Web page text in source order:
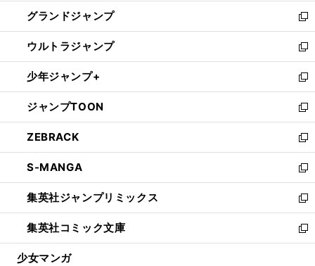
で
開
く
ド
ウ
で
開
く
ウ
ィ
ン
ド
ウ
で
開
く
し
い
ウ
ィ
ン
ド
ウ
で
開
く
グランドジャンプ
新
し
い
ウ
ィ
ン
ド
ウ
で
開
く
ウルトラジャンプ
新
し
い
ウ
ィ
ン
ド
ウ
で
開
く
少年ジャンプ+
新
し
い
ウ
ィ
ン
ド
ウ
で
開
く
ジャンプTOON
新
し
い
ウ
ィ
ン
ド
ウ
で
開
ZEBRACK
新
し
い
ウ
ィ
ン
ド
ウ
S-MANGA
新
し
い
ウ
ィ
ン
集英社ジャンプリミックス
新
し
い
ウ
集英社コミック文庫
新
し
少女マンガ